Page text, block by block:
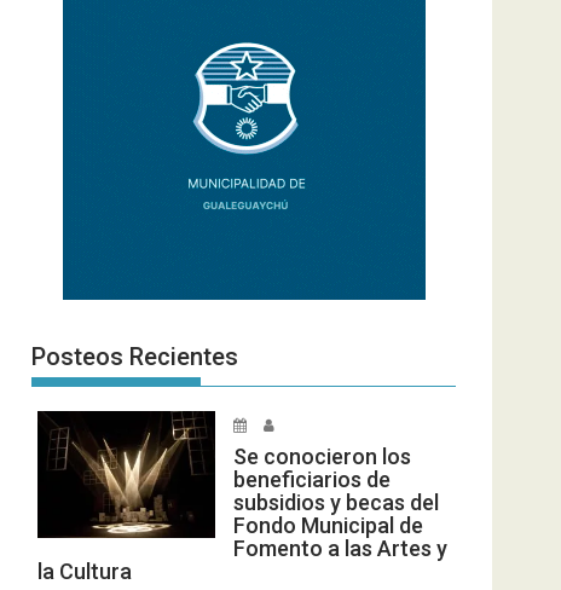
Posteos Recientes
Se conocieron los
beneficiarios de
subsidios y becas del
Fondo Municipal de
Fomento a las Artes y
la Cultura